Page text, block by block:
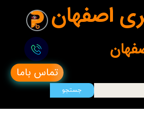
اصفهان
تماس باما
جستجو